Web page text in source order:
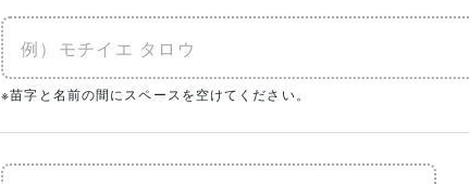
※苗字と名前の間にスペースを空けてください。